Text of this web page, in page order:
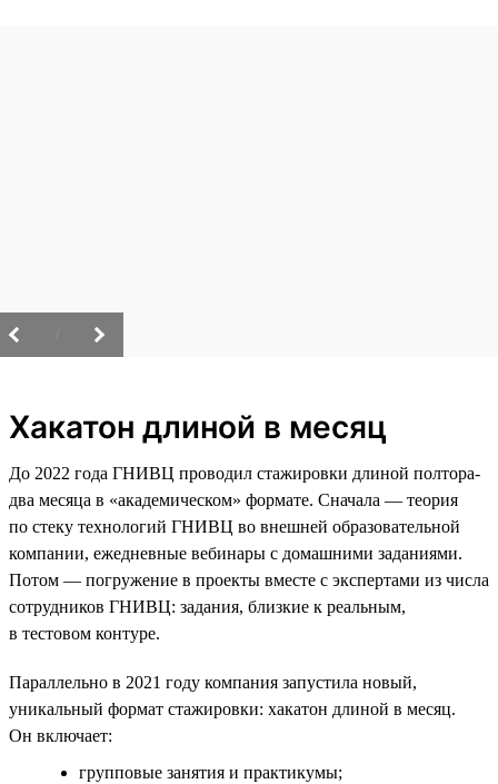
Хакатон длиной в месяц
До 2022 года ГНИВЦ проводил стажировки длиной полтора-
два месяца в «академическом» формате. Сначала — теория
по стеку технологий ГНИВЦ во внешней образовательной
компании, ежедневные вебинары с домашними заданиями.
Потом — погружение в проекты вместе с экспертами из числа
сотрудников ГНИВЦ: задания, близкие к реальным,
в тестовом контуре.
Параллельно в 2021 году компания запустила новый,
уникальный формат стажировки: хакатон длиной в месяц.
Он включает:
групповые занятия и практикумы;